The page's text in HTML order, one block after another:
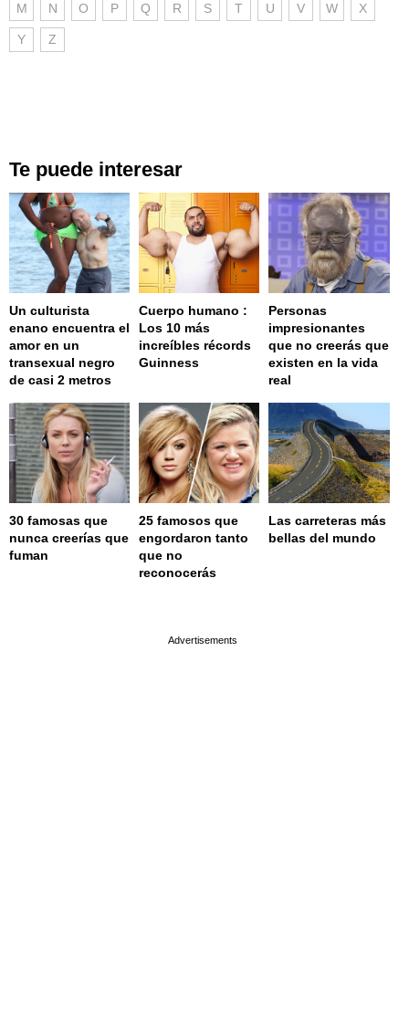
M N O P Q R S T U V W X
Y Z
Te puede interesar
Un culturista
enano encuentra el
amor en un
transexual negro
de casi 2 metros
Cuerpo humano :
Los 10 más
increíbles récords
Guinness
Personas
impresionantes
que no creerás que
existen en la vida
real
30 famosas que
nunca creerías que
fuman
25 famosos que
engordaron tanto
que no
reconocerás
Las carreteras más
bellas del mundo